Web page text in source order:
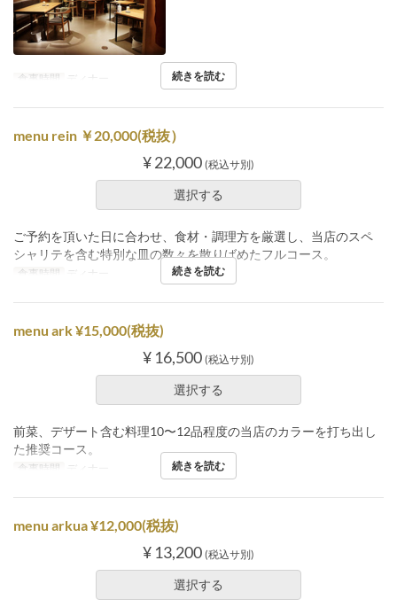
食事時間 ディナー 続きを読む
menu rein ￥20,000(税抜）
¥ 22,000 (税込サ別)
選択する
ご予約を頂いた日に合わせ、食材・調理方を厳選し、当店のスペ
シャリテを含む特別な皿の数々を散りばめたフルコース。
食事時間 ディナー 続きを読む
menu ark ¥15,000(税抜)
¥ 16,500 (税込サ別)
選択する
前菜、デザート含む料理10〜12品程度の当店のカラーを打ち出し
た推奨コース。
食事時間 ディナー 続きを読む
menu arkua ¥12,000(税抜)
¥ 13,200 (税込サ別)
選択する